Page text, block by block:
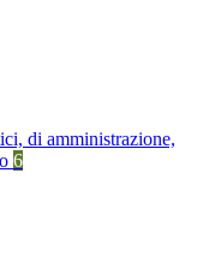
di amministrazione,
6